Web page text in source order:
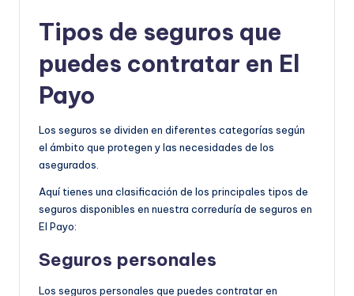
Tipos de seguros que
puedes contratar en El
Payo
Los seguros se dividen en diferentes categorías según
el ámbito que protegen y las necesidades de los
asegurados.
Aquí tienes una clasificación de los principales tipos de
seguros disponibles en nuestra correduría de seguros en
El Payo:
Seguros personales
Los seguros personales que puedes contratar en